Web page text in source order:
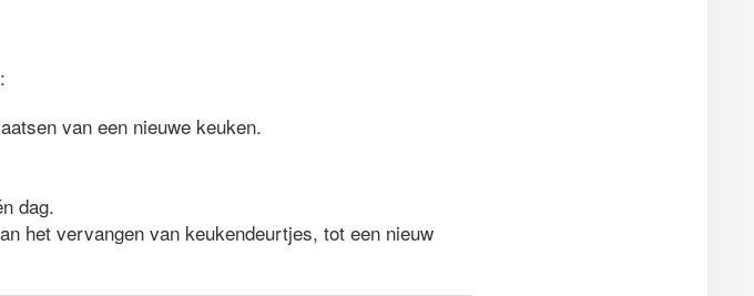
van een nieuwe keuken.
dag.
het vervangen van keukendeurtjes, tot een nieuw